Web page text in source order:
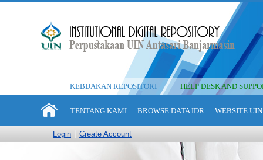
KEBIJAKAN REPOSITORI HELP DESK AND
TENTANG KAMI BROWSE DATA IDR WEBSITE
Login Create Account